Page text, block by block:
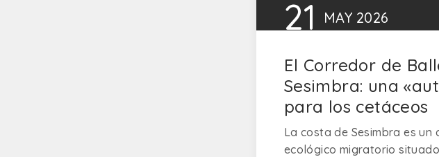
21 MAY 2026
El Corredor de
Sesimbra: una
para los cetáceos
La costa de Sesimbra es un
ecológico migratorio